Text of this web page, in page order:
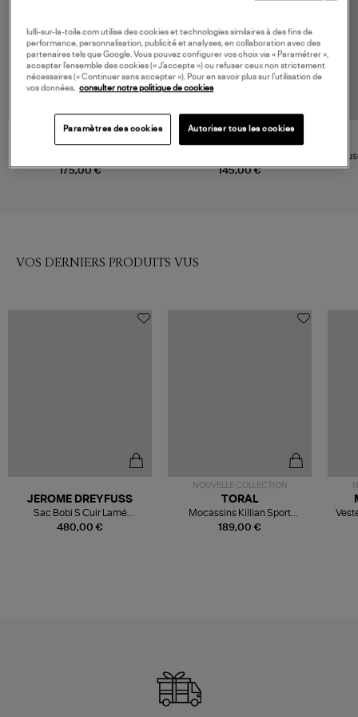
175,00 €
VANESSA BRUNO
145,00 €
VANESSA BRUNO
VOS DERNIERS PRODUITS VUS
480,00 €
JEROME DREYFUSS
Sac Bobi S Cuir Lamé
Champagne
NOUVELLE COLLECTION
189,00 €
TORAL
Mocassins Killian Sport
Mousse
lulli-sur-la-toile.com utilise des cookies et technologies similaires à des fins de
performance, personnalisation, publicité et analyses, en collaboration avec des
partenaires tels que Google. Vous pouvez configurer vos choix via « Paramétrer »,
accepter l’ensemble des cookies (« J’accepte ») ou refuser ceux non strictement
nécessaires (« Continuer sans accepter »). Pour en savoir plus sur l’utilisation de
vos données, consulter notre politique de cookies
Paramètres des cookies Autoriser tous les cookies